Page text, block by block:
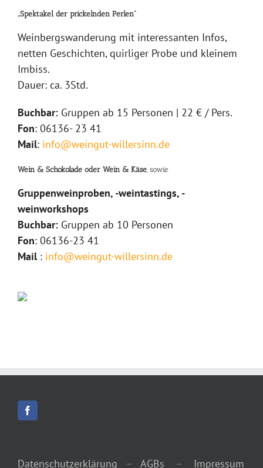
„Spektakel der prickelnden Perlen“
Weinbergswanderung mit interessanten Infos,
netten Geschichten, quirliger Probe und kleinem
Imbiss.
Dauer: ca. 3Std.
Buchbar: Gruppen ab 15 Personen | 22 € / Pers.
Fon: 06136- 23 41
Mail: info@weingut-willersinn.de
Wein & Schokolade oder Wein & Käse , sowie
Gruppenweinproben, -weintastings, -
weinworkshops
Buchbar: Gruppen ab 10 Personen
Fon: 06136-23 41
Mail: info@weingut-willersinn.de
Datenschutzerklärung – AGBs – Impressum